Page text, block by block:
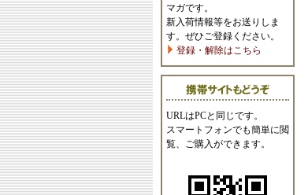
マガです。
新入荷情報等をお送りしま
す。ぜひご登録ください。
登録・解除はこちら
URLはPCと同じです。
スマートフォンでも簡単に閲
覧、ご購入ができます。